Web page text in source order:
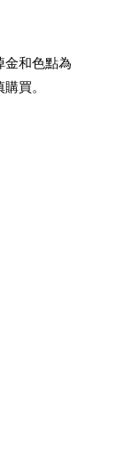
金和色點為
買。